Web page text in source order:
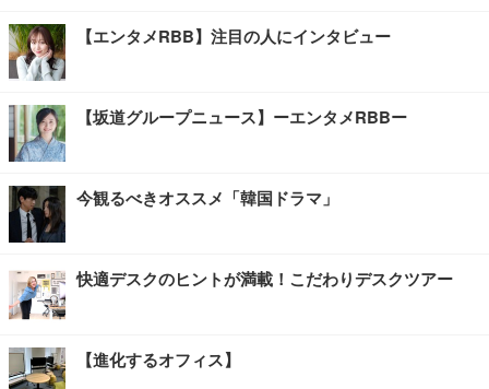
【エンタメRBB】注目の人にインタビュー
【坂道グループニュース】ーエンタメRBBー
今観るべきオススメ「韓国ドラマ」
快適デスクのヒントが満載！こだわりデスクツアー
【進化するオフィス】